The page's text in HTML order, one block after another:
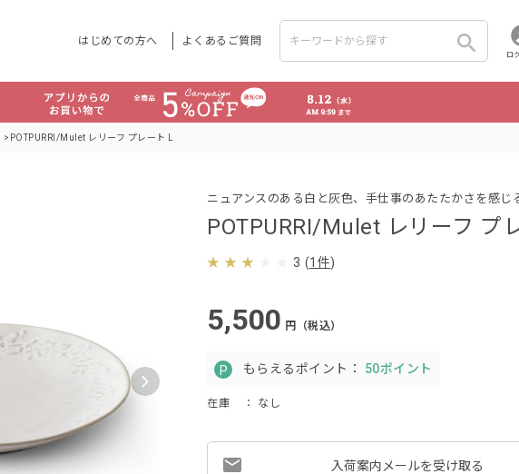
はじめての方へ よくあるご質問
ロ
POTPURRI/Mulet レリーフ プレート L
POTPURRI/Mulet レリーフ プ
ニュアンスのある白と灰色、手仕事のあたたかさを感じ
3 (1件)
5,500 円（税込）
もらえるポイント： 50ポイント
在庫 ： なし
入荷案内メールを受け取る